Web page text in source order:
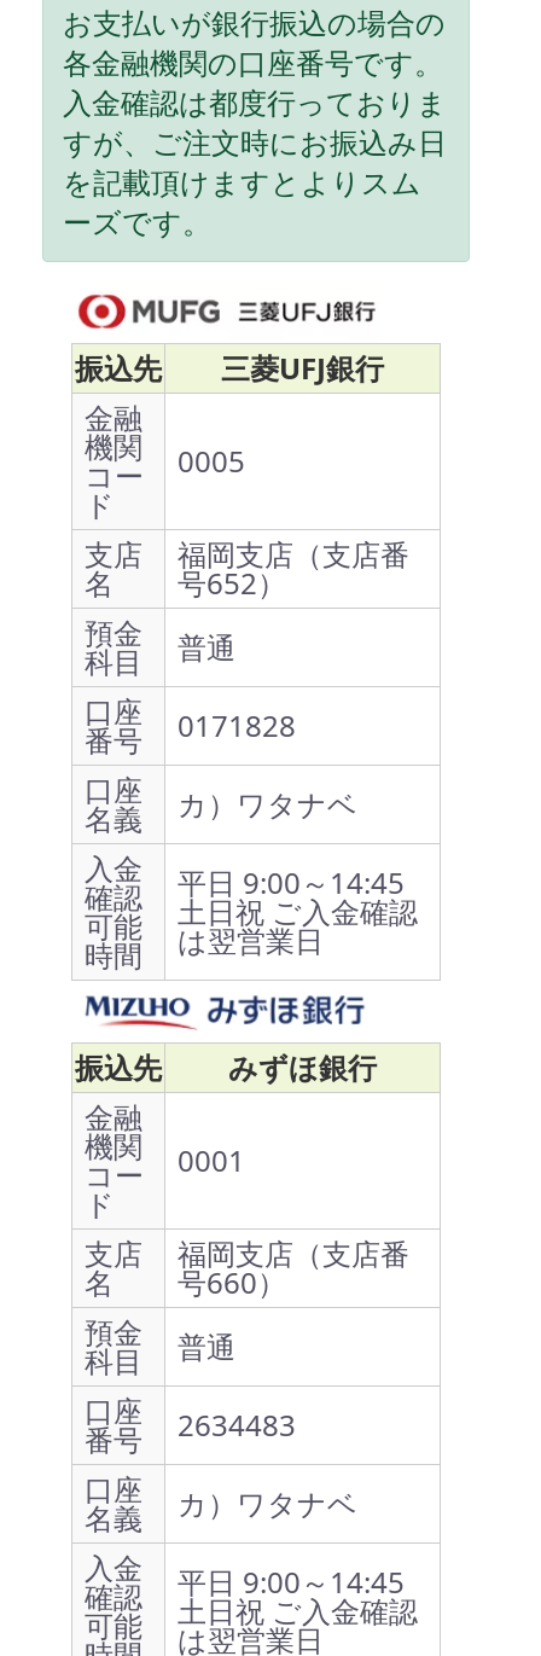
お支払いが銀行振込の場合の
各金融機関の口座番号です。
入金確認は都度行っておりま
すが、ご注文時にお振込み日
を記載頂けますとよりスム
ーズです。
振込先
三菱UFJ銀行
金融
機関
コー
ド
0005
支店
名
福岡支店（支店番
号652）
預金
科目
普通
口座
番号
0171828
口座
名義
カ）ワタナベ
入金
確認
可能
時間
平日 9:00～14:45
土日祝 ご入金確認
は翌営業日
振込先
みずほ銀行
金融
機関
コー
ド
0001
支店
名
福岡支店（支店番
号660）
預金
科目
普通
口座
番号
2634483
口座
名義
カ）ワタナベ
入金
確認
可能
平日 9:00～14:45
土日祝 ご入金確認
は翌営業日